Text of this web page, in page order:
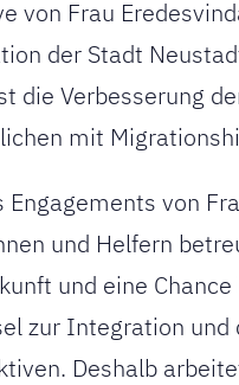
von Frau
der Stadt
die Verbesserung
mit
Engagements von
und Helfern
und eine
zur Integration
Deshalb